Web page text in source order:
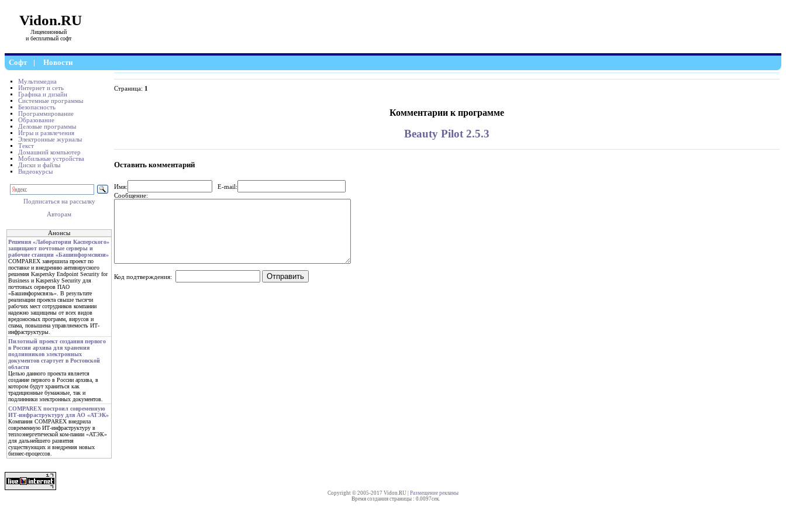
Vidon.RU
Лицензионный
и бесплатный софт
Софт | Новости
Мультимедиа
Интернет и сеть
Графика и дизайн
Системные программы
Безопасность
Программирование
Образование
Деловые программы
Игры и развлечения
Электронные журналы
Текст
Домашний компьютер
Мобильные устройства
Диски и файлы
Видеокурсы
Подписаться на рассылку
Авторам
Анонсы
Решения «Лаборатории Касперского»
защищают почтовые серверы и
рабочие станции «Башинформсвязи»
COMPAREX завершила проект по
поставке и внедрению антивирусного
решения Kaspersky Endpoint Security for
Business и Kaspersky Security для
почтовых серверов ПАО
«Башинформсвязь». В результате
реализации проекта свыше тысячи
рабочих мест сотрудников компании
надежно защищены от всех видов
вредоносных программ, вирусов и
спама, повышена управляемость ИТ-
инфраструктуры.
Пилотный проект создания первого
в России архива для хранения
подлинников электронных
документов стартует в Ростовской
области
Целью данного проекта является
создание первого в России архива, в
котором будут храниться как
традиционные бумажные, так и
подлинники электронных документов.
COMPAREX построил современную
ИТ-инфраструктуру для АО «АТЭК»
Компания COMPAREX внедрила
современную ИТ-инфраструктуру в
теплоэнергетической ком-пании «АТЭК»
для дальнейшего развития
существующих и внедрения новых
бизнес-процессов.
Страница: 1
Комментарии к программе
Beauty Pilot 2.5.3
Оставить комментарий
Имя:
E-mail:
Сообщение:
Код подтверждения:
Copyright © 2005-2017 Vidon.RU | Размещение рекламы
Время создания страницы : 0.0097сек.